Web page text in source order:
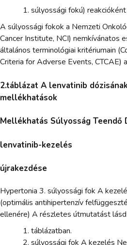
súlyossági fokú)
A súlyossági fokok a Nemzeti
Cancer Institute, NCI) nemkívánatos
általános terminológiai kritériumain
Criteria for Adverse Events, CTCAE)
2.táblázat A lenvatinib
mellékhatások
Mellékhatás Súlyosság Teendő
lenvatinib-kezelés
újrakezdése
Hypertonia 3. súlyossági fok A
(optimális antihipertenzív
ellenére) A részletes útmutatást
táblázatban.
súlyossági fok A kezelés